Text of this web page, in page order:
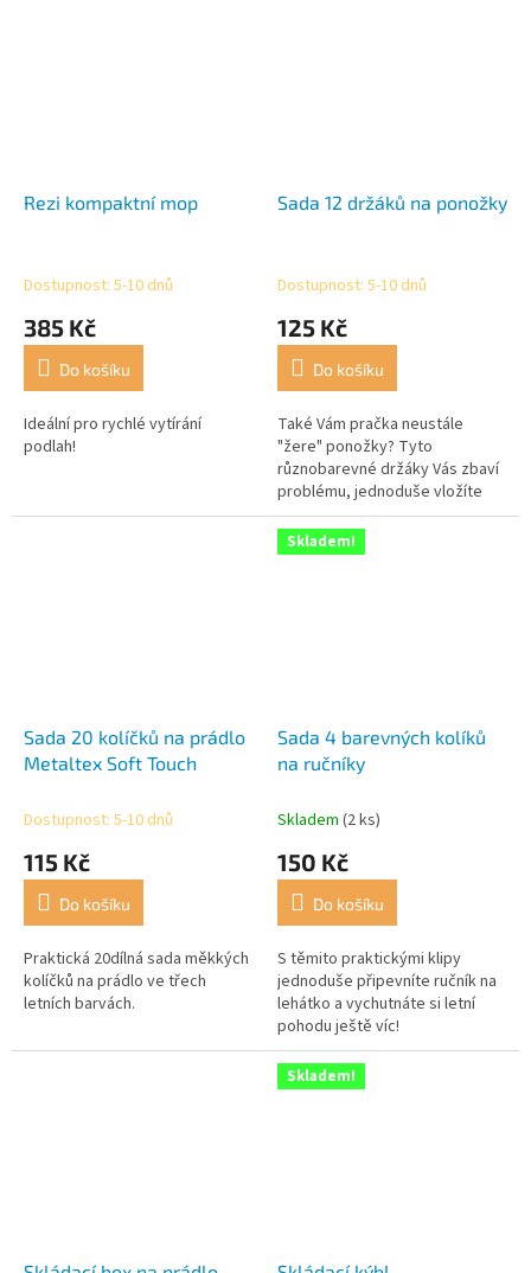
Rezi kompaktní mop
Dostupnost: 5-10 dnů
385 Kč
Do košíku
Ideální pro rychlé vytírání
podlah!
Sada 12 držáků na ponožky
Dostupnost: 5-10 dnů
125 Kč
Do košíku
Také Vám pračka neustále
"žere" ponožky? Tyto
různobarevné držáky Vás zbaví
problému, jednoduše vložíte
spárované ponožky v držáku do
pračky.
Sada 20 kolíčků na prádlo
Metaltex Soft Touch
Dostupnost: 5-10 dnů
115 Kč
Do košíku
Praktická 20dílná sada měkkých
kolíčků na prádlo ve třech
letních barvách.
Skladem!
Sada 4 barevných kolíků
na ručníky
Skladem (2 ks)
150 Kč
Do košíku
S těmito praktickými klipy
jednoduše připevníte ručník na
lehátko a vychutnáte si letní
pohodu ještě víc!
Skladem!